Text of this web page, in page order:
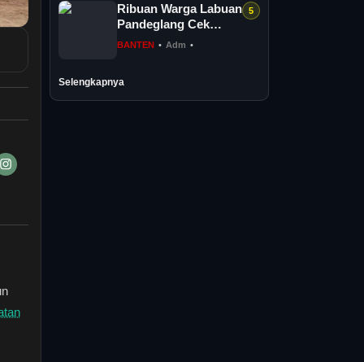
Ribuan Warga Labuan
Pandeglang Cek
Kesehatan Gratis
BANTEN • Adm •
Selengkapnya